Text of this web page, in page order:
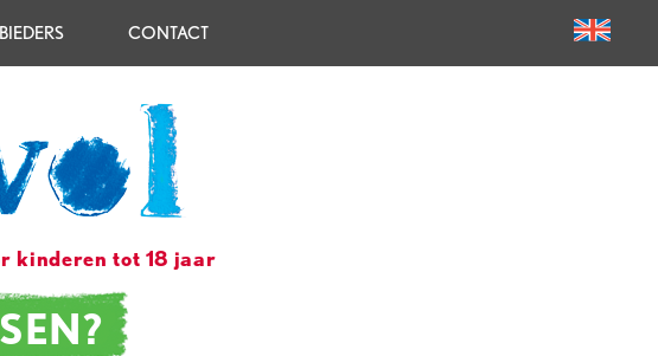
CONTACT
kinderen tot 18 jaar